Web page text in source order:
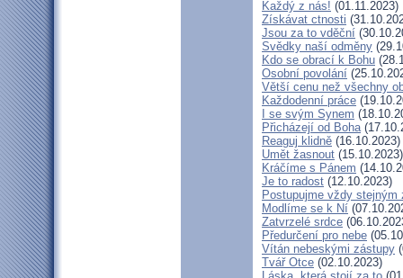
Každý z nás! (01.11.2023)
Získávat ctnosti
Jsou za to vděční
Svědky naší odměny
Kdo se obrací k Bohu
Osobní povolání
Větší cenu než všechny
Každodenní práce
I se svým Synem
Přicházejí od Boha
Reaguj klidně (16.10.2023)
Umět žasnout (15.10.2023)
Kráčíme s Pánem
Je to radost (12.10.2023)
Postupujme vždy stejným
Modlíme se k Ní
Zatvrzelé srdce
Předurčení pro nebe
Vítán nebeskými zástupy
Tvář Otce (02.10.2023)